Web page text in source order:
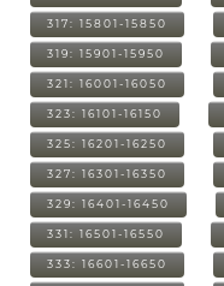
317: 15801-15850
319: 15901-15950
321: 16001-16050
323: 16101-16150
325: 16201-16250
327: 16301-16350
329: 16401-16450
331: 16501-16550
333: 16601-16650